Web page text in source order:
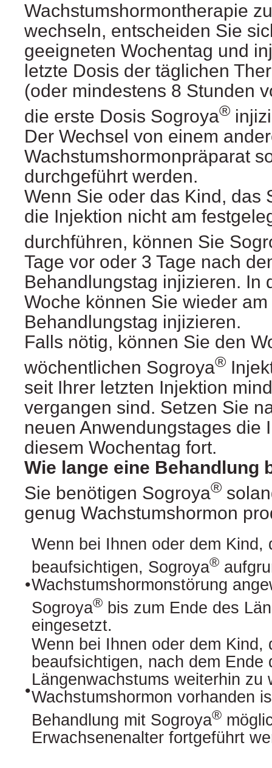
Wachstumshormontherapie
wechseln, entscheiden Sie
geeigneten Wochentag und
letzte Dosis der täglichen
(oder mindestens 8 Stunden
die erste Dosis Sogroya®
Der Wechsel von einem
Wachstumshormonpräparat
durchgeführt werden.
Wenn Sie oder das Kind, das
die Injektion nicht am
durchführen, können Sie
Tage vor oder 3 Tage nach
Behandlungstag injizieren. In
Woche können Sie wieder
Behandlungstag injizieren.
Falls nötig, können Sie den
wöchentlichen Sogroya®
seit Ihrer letzten Injektion
vergangen sind. Setzen Sie
neuen Anwendungstages die
diesem Wochentag fort.
Wie lange eine Behandlung
Sie benötigen Sogroya®
genug Wachstumshormon
•
Wenn bei Ihnen oder dem Kind,
beaufsichtigen, Sogroya®
Wachstumshormonstörung
Sogroya® bis zum Ende des
eingesetzt.
•
Wenn bei Ihnen oder dem Kind,
beaufsichtigen, nach dem Ende
Längenwachstums weiterhin zu
Wachstumshormon vorhanden
Behandlung mit Sogroya®
Erwachsenenalter fortgeführt